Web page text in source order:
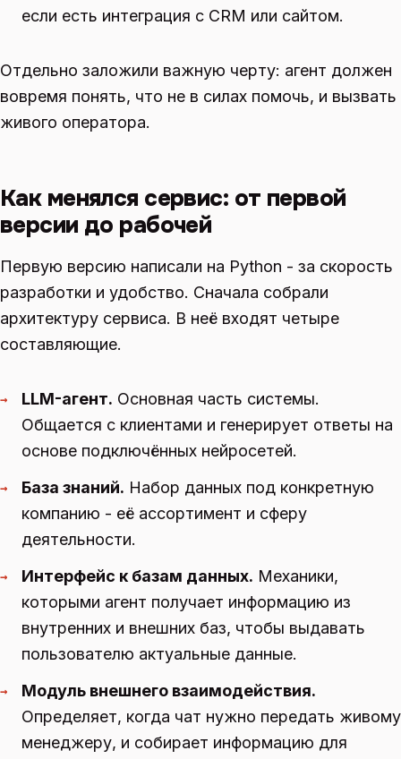
если есть интеграция с CRM или сайтом.
Отдельно заложили важную черту: агент должен
вовремя понять, что не в силах помочь, и вызвать
живого оператора.
Как менялся сервис: от первой
версии до рабочей
Первую версию написали на Python - за скорость
разработки и удобство. Сначала собрали
архитектуру сервиса. В неё входят четыре
составляющие.
→ LLM-агент. Основная часть системы.
Общается с клиентами и генерирует ответы на
основе подключённых нейросетей.
→ База знаний. Набор данных под конкретную
компанию - её ассортимент и сферу
деятельности.
→ Интерфейс к базам данных. Механики,
которыми агент получает информацию из
внутренних и внешних баз, чтобы выдавать
пользователю актуальные данные.
→
Модуль внешнего взаимодействия.
Определяет, когда чат нужно передать живому
менеджеру, и собирает информацию для